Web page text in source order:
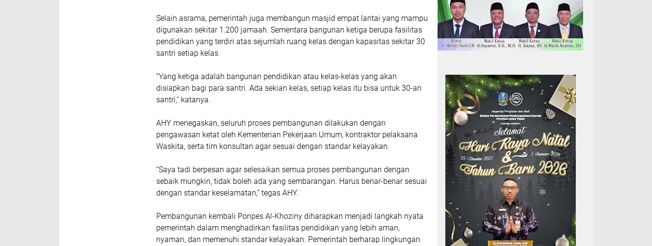
Selain asrama, pemerintah juga membangun masjid empat lantai yang mampu
digunakan sekitar 1.200 jamaah. Sementara bangunan ketiga berupa fasilitas
pendidikan yang terdiri atas sejumlah ruang kelas dengan kapasitas sekitar 30
santri setiap kelas.
“Yang ketiga adalah bangunan pendidikan atau kelas-kelas yang akan
disiapkan bagi para santri. Ada sekian kelas, setiap kelas itu bisa untuk 30-an
santri,” katanya.
AHY menegaskan, seluruh proses pembangunan dilakukan dengan
pengawasan ketat oleh Kementerian Pekerjaan Umum, kontraktor pelaksana
Waskita, serta tim konsultan agar sesuai dengan standar kelayakan.
“Saya tadi berpesan agar selesaikan semua proses pembangunan dengan
sebaik mungkin, tidak boleh ada yang sembarangan. Harus benar-benar sesuai
dengan standar keselamatan,” tegas AHY.
Pembangunan kembali Ponpes Al-Khoziny diharapkan menjadi langkah nyata
pemerintah dalam menghadirkan fasilitas pendidikan yang lebih aman,
nyaman, dan memenuhi standar kelayakan. Pemerintah berharap lingkungan